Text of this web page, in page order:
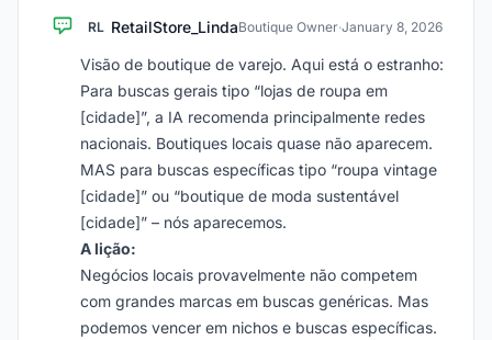
RL RetailStore_LindaBoutique Owner·January 8, 2026
Visão de boutique de varejo. Aqui está o estranho:
Para buscas gerais tipo “lojas de roupa em
[cidade]”, a IA recomenda principalmente redes
nacionais. Boutiques locais quase não aparecem.
MAS para buscas específicas tipo “roupa vintage
[cidade]” ou “boutique de moda sustentável
[cidade]” – nós aparecemos.
A lição:
Negócios locais provavelmente não competem
com grandes marcas em buscas genéricas. Mas
podemos vencer em nichos e buscas específicas.